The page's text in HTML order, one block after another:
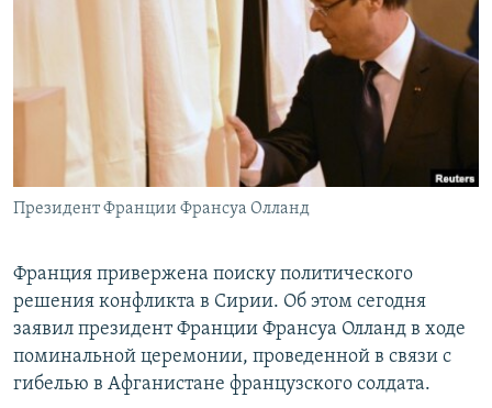
СПОРТ
Հայերեն
English
Русский
Президент Франции Франсуа Олланд
Франция привержена поиску политического
решения конфликта в Сирии. Об этом сегодня
заявил президент Франции Франсуа Олланд в ходе
поминальной церемонии, проведенной в связи с
гибелью в Афганистане французского солдата.